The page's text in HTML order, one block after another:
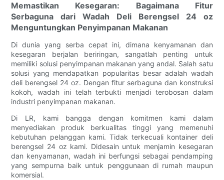
Memastikan Kesegaran: Bagaimana Fitur
Serbaguna dari Wadah Deli Berengsel 24 oz
Menguntungkan Penyimpanan Makanan
Di dunia yang serba cepat ini, dimana kenyamanan dan
kesegaran berjalan beriringan, sangatlah penting untuk
memiliki solusi penyimpanan makanan yang andal. Salah satu
solusi yang mendapatkan popularitas besar adalah wadah
deli berengsel 24 oz. Dengan fitur serbaguna dan konstruksi
kokoh, wadah ini telah terbukti menjadi terobosan dalam
industri penyimpanan makanan.
Di LR, kami bangga dengan komitmen kami dalam
menyediakan produk berkualitas tinggi yang memenuhi
kebutuhan pelanggan kami. Tidak terkecuali kontainer deli
berengsel 24 oz kami. Didesain untuk menjamin kesegaran
dan kenyamanan, wadah ini berfungsi sebagai pendamping
yang sempurna baik untuk penggunaan di rumah maupun
komersial.